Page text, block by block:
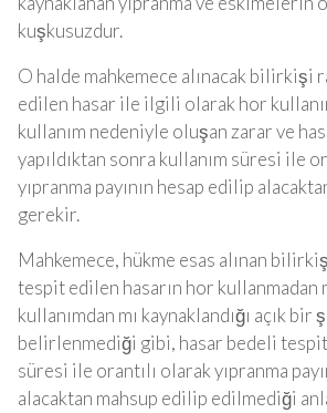
kuşkusuzdur.
O halde mahkemece alınacak bilirkişi
edilen hasar ile ilgili olarak hor
kullanım nedeniyle oluşan zarar ve
yapıldıktan sonra kullanım süresi ile
yıpranma payının hesap edilip
gerekir.
Mahkemece, hükme esas alınan
tespit edilen hasarın hor kullanmadan
kullanımdan mı kaynaklandığı açık bir
belirlenmediği gibi, hasar bedeli
süresi ile orantılı olarak yıpranma
alacaktan mahsup edilip edilmediği